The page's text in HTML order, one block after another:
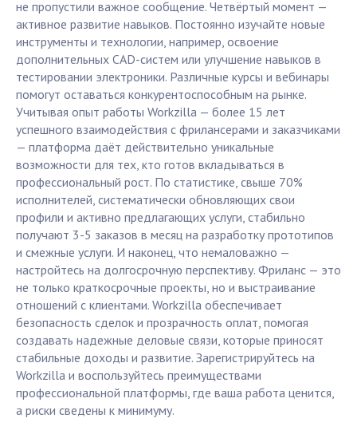
не пропустили важное сообщение. Четвёртый момент —
активное развитие навыков. Постоянно изучайте новые
инструменты и технологии, например, освоение
дополнительных CAD-систем или улучшение навыков в
тестировании электроники. Различные курсы и вебинары
помогут оставаться конкурентоспособным на рынке.
Учитывая опыт работы Workzilla — более 15 лет
успешного взаимодействия с фрилансерами и заказчиками
— платформа даёт действительно уникальные
возможности для тех, кто готов вкладываться в
профессиональный рост. По статистике, свыше 70%
исполнителей, систематически обновляющих свои
профили и активно предлагающих услуги, стабильно
получают 3-5 заказов в месяц на разработку прототипов
и смежные услуги. И наконец, что немаловажно —
настройтесь на долгосрочную перспективу. Фриланс — это
не только краткосрочные проекты, но и выстраивание
отношений с клиентами. Workzilla обеспечивает
безопасность сделок и прозрачность оплат, помогая
создавать надежные деловые связи, которые приносят
стабильные доходы и развитие. Зарегистрируйтесь на
Workzilla и воспользуйтесь преимуществами
профессиональной платформы, где ваша работа ценится,
а риски сведены к минимуму.